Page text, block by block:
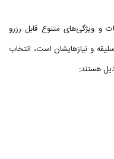
و ویژگی‌های متنوع قابل رزرو
و نیازهایشان است، انتخاب
هستند: